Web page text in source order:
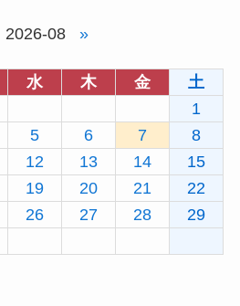
2026-08 »
水 木 金
土
1
5 6 7
8
12 13 14
15
19 20 21
22
26 27 28
29